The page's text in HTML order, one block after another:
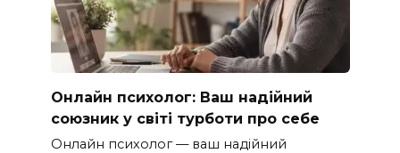
Онлайн психолог: Ваш надійний
союзник у світі турботи про себе
Онлайн психолог — ваш надійний